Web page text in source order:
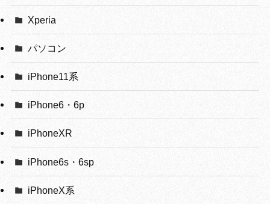
Xperia
パソコン
iPhone11系
iPhone6・6p
iPhoneXR
iPhone6s・6sp
iPhoneX系